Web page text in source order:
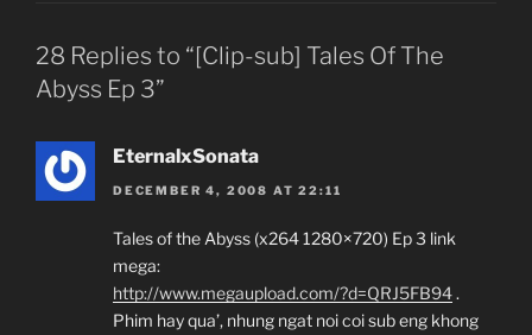
28 Replies to “[Clip-sub] Tales Of The
Abyss Ep 3”
EternalxSonata
DECEMBER 4, 2008 AT 22:11
Tales of the Abyss (x264 1280×720) Ep 3 link
mega:
http://www.megaupload.com/?d=QRJ5FB94.
Phim hay qua’, nhung ngat noi coi sub eng khong